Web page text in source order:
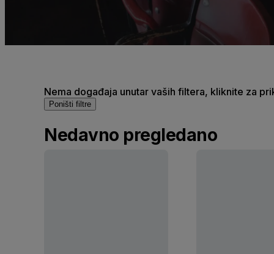
Nema događaja unutar vaših filtera, kliknite za
Poništi filtre
Nedavno pregledano